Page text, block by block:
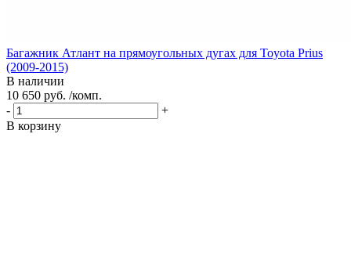
Багажник Атлант на прямоугольных дугах для Toyota Prius
(2009-2015)
В наличии
10 650 руб. /комп.
-
+
В корзину